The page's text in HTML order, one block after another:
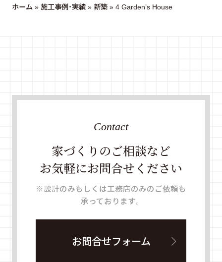
ホーム » 施工事例・実績» 新築» 4 Garden’s House
家づくりのご相談など
お気軽にお問合せください
Contact
※設計のみもしくは工務店のみのご依頼も
承っております。
お問合せフォーム